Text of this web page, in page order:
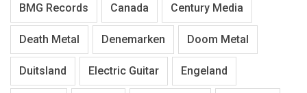
BMG Records Canada Century Media
Death Metal Denemarken Doom Metal
Duitsland Electric Guitar Engeland